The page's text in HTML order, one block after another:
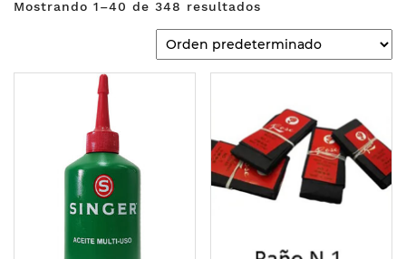
Mostrando 1–40 de 348 resultados